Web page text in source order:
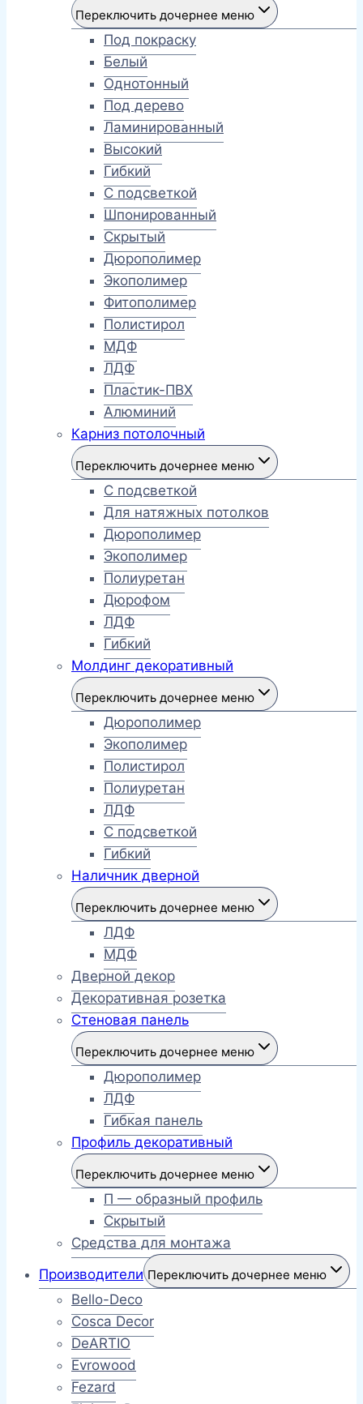
Переключить дочернее меню
Под покраску
Белый
Однотонный
Под дерево
Ламинированный
Высокий
Гибкий
С подсветкой
Шпонированный
Скрытый
Дюрополимер
Экополимер
Фитополимер
Полистирол
МДФ
ЛДФ
Пластик-ПВХ
Алюминий
Карниз потолочный
Переключить дочернее меню
С подсветкой
Для натяжных потолков
Дюрополимер
Экополимер
Полиуретан
Дюрофом
ЛДФ
Гибкий
Молдинг декоративный
Переключить дочернее меню
Дюрополимер
Экополимер
Полистирол
Полиуретан
ЛДФ
С подсветкой
Гибкий
Наличник дверной
Переключить дочернее меню
ЛДФ
МДФ
Дверной декор
Декоративная розетка
Стеновая панель
Переключить дочернее меню
Дюрополимер
ЛДФ
Гибкая панель
Профиль декоративный
Переключить дочернее меню
П — образный профиль
Скрытый
Средства для монтажа
Производители Переключить дочернее меню
Bello-Deco
Cosca Decor
DeARTIO
Evrowood
Fezard